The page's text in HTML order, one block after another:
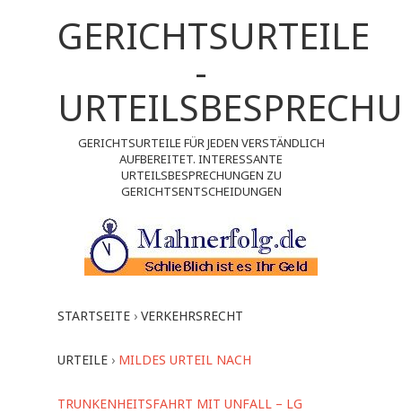
GERICHTSURTEILE
-
GERICHTSURTEILE FÜR JEDEN VERSTÄNDLICH
AUFBEREITET. INTERESSANTE
URTEILSBESPRECHUNGEN ZU
GERICHTSENTSCHEIDUNGEN
STARTSEITE › VERKEHRSRECHT
URTEILE › MILDES URTEIL NACH
TRUNKENHEITSFAHRT MIT UNFALL – LG